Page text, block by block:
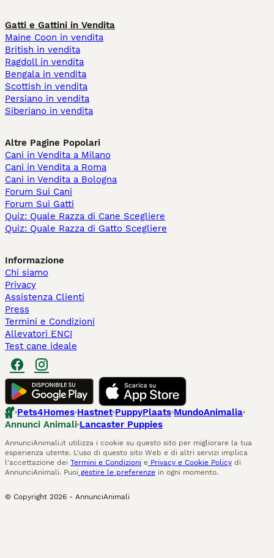
Gatti e Gattini in Vendita
Maine Coon in vendita
British in vendita
Ragdoll in vendita
Bengala in vendita
Scottish in vendita
Persiano in vendita
Siberiano in vendita
Altre Pagine Popolari
Cani in Vendita a Milano
Cani in Vendita a Roma
Cani in Vendita a Bologna
Forum Sui Cani
Forum Sui Gatti
Quiz: Quale Razza di Cane Scegliere
Quiz: Quale Razza di Gatto Scegliere
Informazione
Chi siamo
Privacy
Assistenza Clienti
Press
Termini e Condizioni
Allevatori ENCI
Test cane ideale
Pets4Homes Hastnet PuppyPlaats MundoAnimalia
Annunci Animali Lancaster Puppies
AnnunciAnimali.it utilizza i cookie su questo sito per migliorare la tua
esperienza utente. L'uso di questo sito Web e di altri servizi implica
l'accettazione dei Termini e Condizioni e Privacy e Cookie Policy di
AnnunciAnimali. Puoi gestire le preferenze in ogni momento.
© Copyright 2026 - AnnunciAnimali